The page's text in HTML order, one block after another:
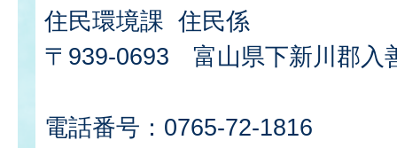
住民環境課 住民係
〒939-0693 富山県下新川郡入
電話番号：0765-72-1816